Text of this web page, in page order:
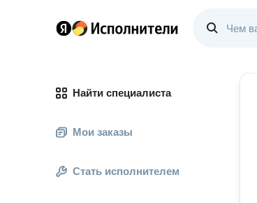
Найти специалиста
Мои заказы
Стать исполнителем